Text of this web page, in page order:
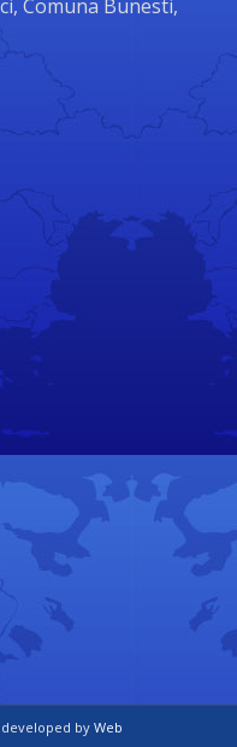
Comuna Bunesti,
developed by Web